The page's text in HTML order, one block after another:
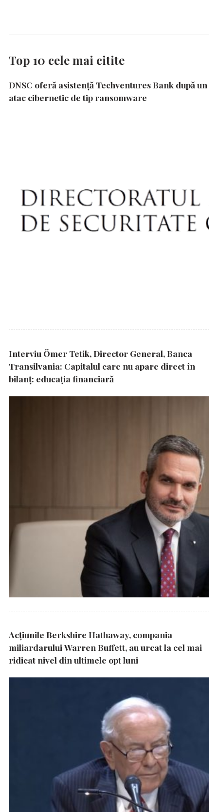
Top 10 cele mai citite
DNSC oferă asistență Techventures Bank după un
atac cibernetic de tip ransomware
Interviu Ömer Tetik, Director General, Banca
Transilvania: Capitalul care nu apare direct în
bilanț: educația financiară
Acțiunile Berkshire Hathaway, compania
miliardarului Warren Buffett, au urcat la cel mai
ridicat nivel din ultimele opt luni